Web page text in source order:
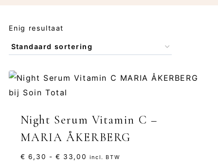
Enig resultaat
Night Serum Vitamin C –
MARIA ÅKERBERG
€ 6,30 - € 33,00 Prijsklasse:
incl. BTW